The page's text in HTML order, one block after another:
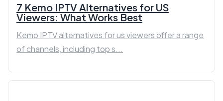
7 Kemo IPTV Alternatives for US
Viewers: What Works Best
Kemo IPTV alternatives for us viewers offer a range
of channels, including top s...